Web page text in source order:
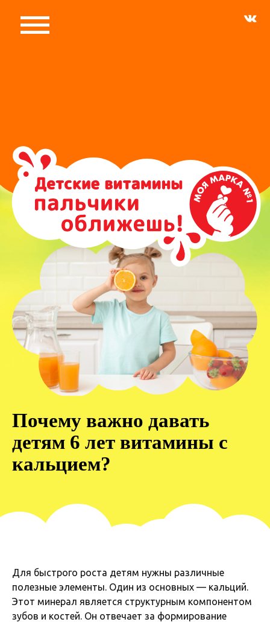
Почему важно давать
детям 6 лет витамины с
кальцием?
Для быстрого роста детям нужны различные
полезные элементы. Один из основных — кальций.
Этот минерал является структурным компонентом
зубов и костей. Он отвечает за формирование